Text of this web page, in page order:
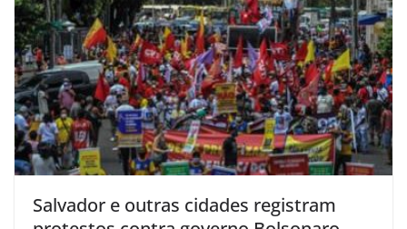
Salvador e outras cidades registram